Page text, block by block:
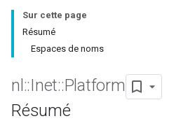
Sur cette page
Résumé
Espaces de noms
nl ::Inet::Platform
Résumé